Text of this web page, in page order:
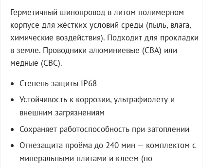
Герметичный шинопровод в литом полимерном
корпусе для жёстких условий среды (пыль, влага,
химические воздействия). Подходит для прокладки
в земле. Проводники алюминиевые (СВА) или
медные (СВС).
Степень защиты IP68
Устойчивость к коррозии, ультрафиолету и
внешним загрязнениям
Сохраняет работоспособность при затоплении
Огнезащита проёма до 240 мин — комплектом с
минеральными плитами и клеем (по